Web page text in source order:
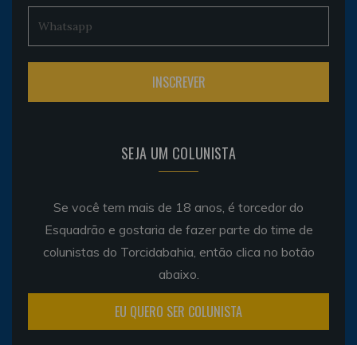
SEJA UM COLUNISTA
Se você tem mais de 18 anos, é torcedor do
Esquadrão e gostaria de fazer parte do time de
colunistas do Torcidabahia, então clica no botão
abaixo.
EU QUERO SER COLUNISTA